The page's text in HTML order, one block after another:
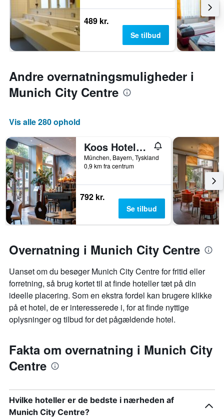
489 kr.
Se tilbud
Andre overnatningsmuligheder i
Munich City Centre
Vis alle 280 ophold
Koos Hotel&apartments
München, Bayern, Tyskland
0,9 km fra centrum
792 kr.
Se tilbud
Overnatning i Munich City Centre
Uanset om du besøger Munich City Centre for fritid eller
forretning, så brug kortet til at finde hoteller tæt på din
ideelle placering. Som en ekstra fordel kan brugere klikke
på et hotel, de er interesserede i, for at finde nyttige
oplysninger og tilbud for det pågældende hotel.
Fakta om overnatning i Munich City
Centre
Hvilke hoteller er de bedste i nærheden af
Munich City Centre?